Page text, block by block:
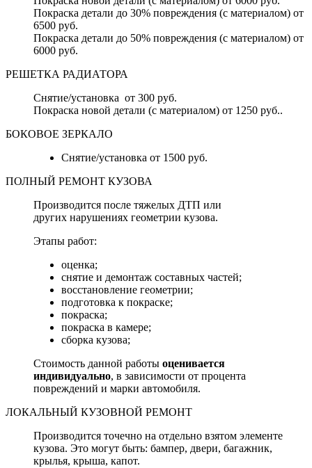
Покраска детали до 30% повреждения (с материалом) от
6500 руб.
Покраска детали до 50% повреждения (с материалом) от
6000 руб.
РЕШЕТКА РАДИАТОРА
Снятие/установка от 300 руб.
Покраска новой детали (с материалом) от 1250 руб..
БОКОВОЕ ЗЕРКАЛО
Снятие/установка от 1500 руб.
ПОЛНЫЙ РЕМОНТ КУЗОВА
Производится после тяжелых ДТП или
других нарушениях геометрии кузова.
Этапы работ:
оценка;
снятие и демонтаж составных частей;
восстановление геометрии;
подготовка к покраске;
покраска;
покраска в камере;
сборка кузова;
Стоимость данной работы оценивается
индивидуально, в зависимости от процента
повреждений и марки автомобиля.
ЛОКАЛЬНЫЙ КУЗОВНОЙ РЕМОНТ
Производится точечно на отдельно взятом элементе
кузова. Это могут быть: бампер, двери, багажник,
крылья, крыша, капот.